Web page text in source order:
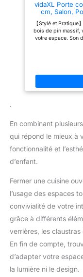
vidaXL Porte
cm, Salon,
d'Espace,
【Stylé et Pratique
bois de pin massif,
votre espace. Son
optimisant
est fluide et
matériaux
de quincaillerie en
les petits espaces,
sans effort. 【
de 80 x 210 x
s'adapte bien
coulissant fait 183
une économie
entretien simple.
conserver son
beauté de durer
avec un produit
.
En combinant
qui répond le mieux à
fonctionnalité et
d’enfant.
Fermer une cuisine
l’usage des espaces
convivialité de votre
grâce à différents
verrières, les
En fin de compte,
d’adapter votre
la lumière ni le design.